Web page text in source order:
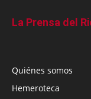
La Prensa del
Quiénes somos
Hemeroteca